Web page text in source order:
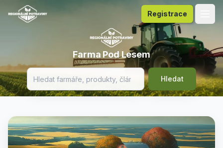
Registrace
Farma Pod Lesem
Hledat